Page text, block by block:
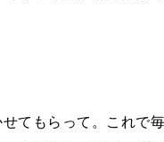
せてもらって。これ